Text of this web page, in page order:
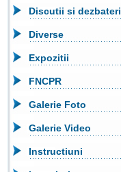
Discutii si dezbateri
Diverse
Expozitii
FNCPR
Galerie Foto
Galerie Video
Instructiuni